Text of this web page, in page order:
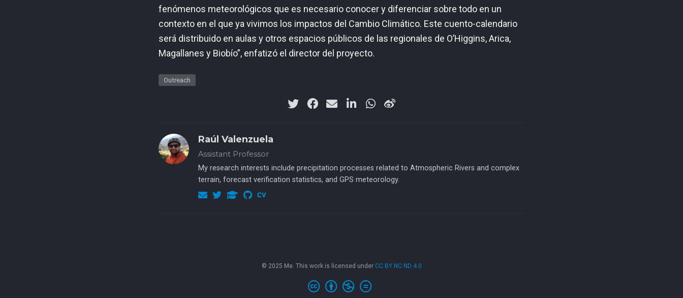
fenómenos meteorológicos que es necesario conocer y diferenciar sobre todo en un
contexto en el que ya vivimos los impactos del Cambio Climático. Este cuento-calendario
será distribuido en aulas y otros espacios públicos de las regionales de O’Higgins, Arica,
Magallanes y Biobío”, enfatizó el director del proyecto.
Outreach
Raúl Valenzuela
Assistant Professor
My research interests include precipitation processes related to Atmospheric Rivers and complex
terrain, forecast verification statistics, and GPS meteorology.
© 2025 Me. This work is licensed under CC BY NC ND 4.0